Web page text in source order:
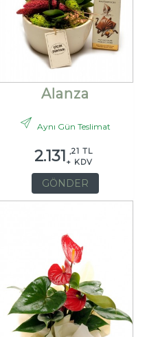
Alanza
Aynı Gün Teslimat
2.131 ,21 TL
+ KDV
GÖNDER